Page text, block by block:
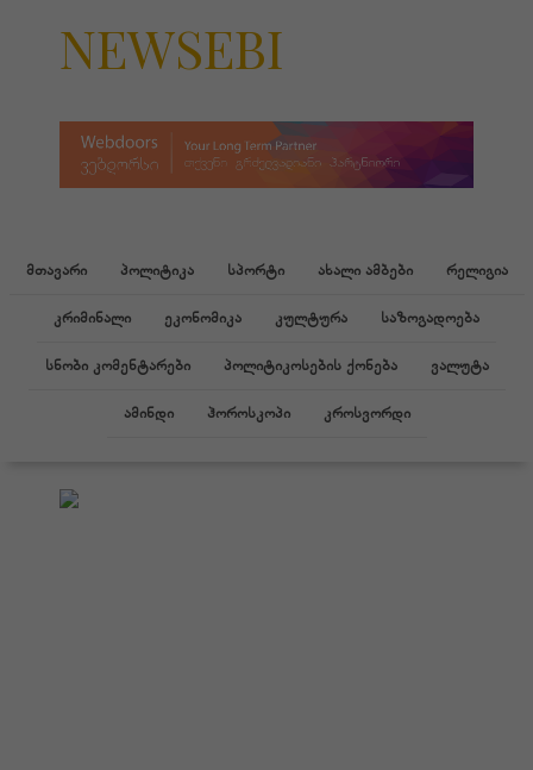
NEWSEBI
მთავარი პოლიტიკა სპორტი ახალი ამბები რელიგია
კრიმინალი ეკონომიკა კულტურა საზოგადოება
სნობი კომენტარები პოლიტიკოსების ქონება ვალუტა
ამინდი ჰოროსკოპი კროსვორდი